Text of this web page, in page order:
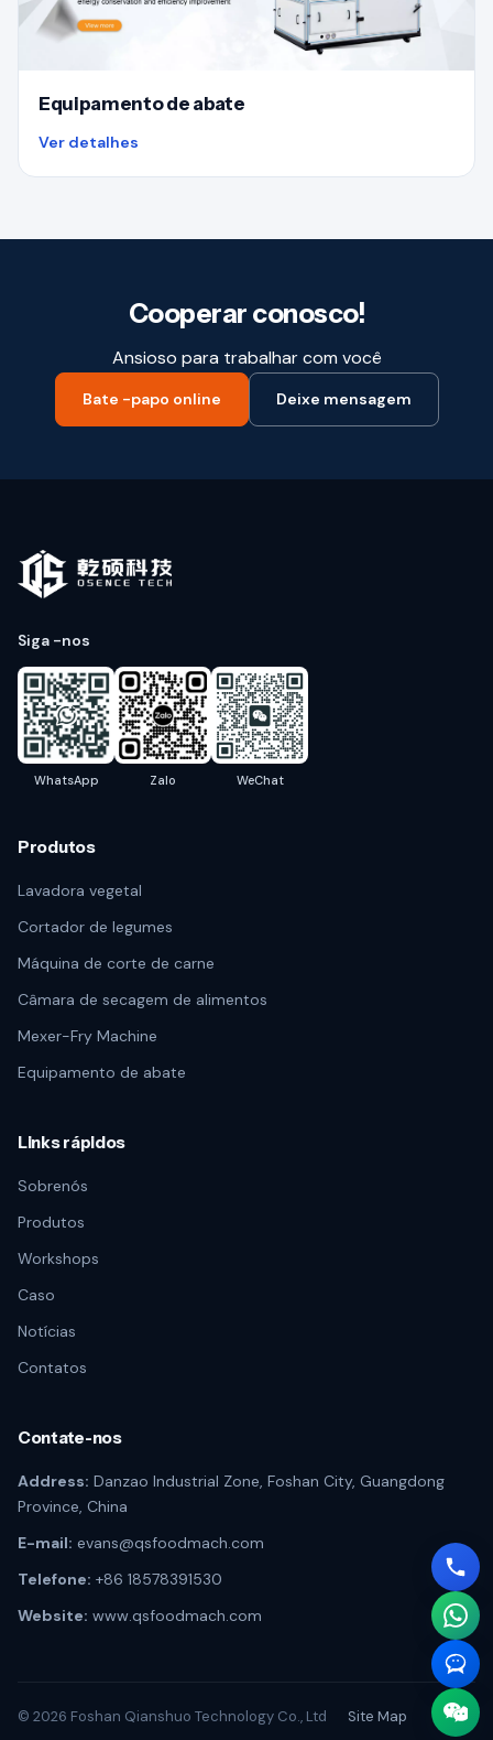
Equipamento de abate
Ver detalhes
Cooperar conosco!
Ansioso para trabalhar com você
Bate -papo online Deixe mensagem
Siga -nos
WhatsApp Zalo WeChat
Produtos
Lavadora vegetal
Cortador de legumes
Máquina de corte de carne
Câmara de secagem de alimentos
Mexer-Fry Machine
Equipamento de abate
Links rápidos
Sobrenós
Produtos
Workshops
Caso
Notícias
Contatos
Contate-nos
Address: Danzao Industrial Zone, Foshan City, Guangdong
Province, China
E-mail: evans@qsfoodmach.com
Telefone: +86 18578391530
Website: www.qsfoodmach.com
© 2026 Foshan Qianshuo Technology Co., Ltd Site Map